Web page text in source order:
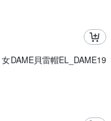
DAME貝雷帽EL_DAME19